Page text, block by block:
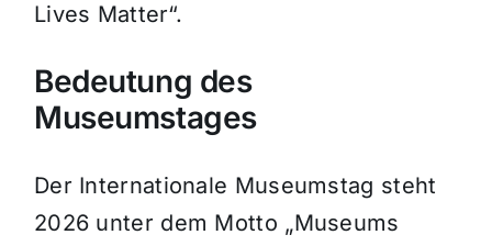
Lives Matter“.
Bedeutung des
Museumstages
Der Internationale Museumstag steht
2026 unter dem Motto „Museums